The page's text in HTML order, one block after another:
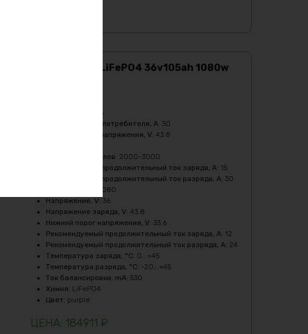
Аккумулятор LiFePO4 36v105ah 1080w
105
Бмс плата -ток потребителя, A: 30
Верхний порог напряжения, V: 43.8
Количество циклов: 2000-3000
Максимальный продолжительный ток заряда, A: 15
Максимальный продолжительный ток разряда, A: 30
1080
Напряжение, V: 36
Напряжение заряда, V: 43.8
Нижний порог напряжения, V: 33.6
Рекомендуемый продолжительный ток заряда, A: 12
Рекомендуемый продолжительный ток разряда, A: 24
Температура заряда, °C: 0...+45
Температура разряда, °C: -20...+45
Ток балансировки, mA: 530
Химия: LiFePO4
Цвет: purple
184911 ₽